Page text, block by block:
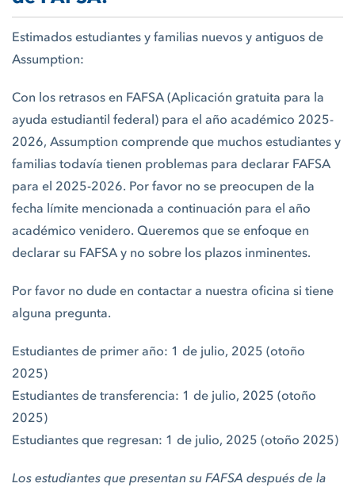
Estimados estudiantes y familias nuevos y antiguos de
Assumption:
Con los retrasos en FAFSA (Aplicación gratuita para la
ayuda estudiantil federal) para el año académico 2025-
2026, Assumption comprende que muchos estudiantes y
familias todavía tienen problemas para declarar FAFSA
para el 2025-2026. Por favor no se preocupen de la
fecha límite mencionada a continuación para el año
académico venidero. Queremos que se enfoque en
declarar su FAFSA y no sobre los plazos inminentes.
Por favor no dude en contactar a nuestra oficina si tiene
alguna pregunta.
Estudiantes de primer año: 1 de julio, 2025 (otoño
2025)
Estudiantes de transferencia: 1 de julio, 2025 (otoño
2025)
Estudiantes que regresan: 1 de julio, 2025 (otoño 2025)
Los estudiantes que presentan su FAFSA después de la